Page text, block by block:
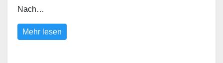
Nach…
Mehr lesen